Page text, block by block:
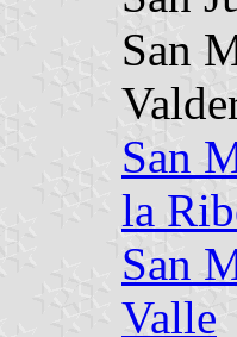
San
San
la
San
Valle